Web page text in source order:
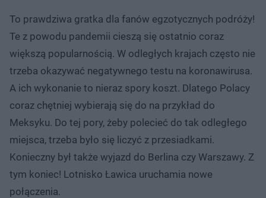
To prawdziwa gratka dla fanów egzotycznych podróży!
Te z powodu pandemii cieszą się ostatnio coraz
większą popularnością. W odległych krajach często nie
trzeba okazywać negatywnego testu na koronawirusa.
A ich wykonanie to nieraz spory koszt. Dlatego Polacy
coraz chętniej wybierają się do na przykład do
Meksyku. Do tej pory, żeby polecieć do tak odległego
miejsca, trzeba było się liczyć z przesiadkami.
Konieczny był także wyjazd do Berlina czy Warszawy. Z
tym koniec! Lotnisko Ławica uruchamia nowe
połączenia.